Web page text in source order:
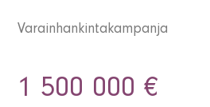
Varainhankintakampanja
1 500 000 €